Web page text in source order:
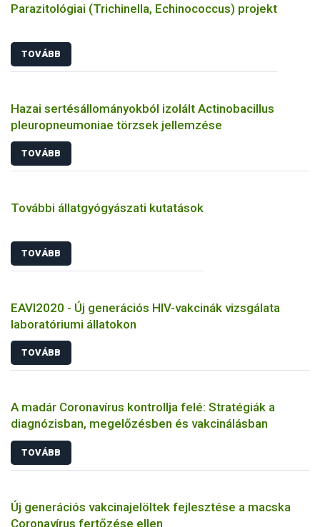
Parazitológiai (Trichinella, Echinococcus) projekt
TOVÁBB
Hazai sertésállományokból izolált Actinobacillus
pleuropneumoniae törzsek jellemzése
TOVÁBB
További állatgyógyászati kutatások
TOVÁBB
EAVI2020 - Új generációs HIV-vakcinák vizsgálata
laboratóriumi állatokon
TOVÁBB
A madár Coronavírus kontrollja felé: Stratégiák a
diagnózisban, megelőzésben és vakcinálásban
TOVÁBB
Új generációs vakcinajelöltek fejlesztése a macska
Coronavírus fertőzése ellen